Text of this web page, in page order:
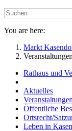
You are here:
Markt
Veranstaltungen
Rathaus und
Aktuelles
Veranstaltungen
Öffentliche
Ortsrecht/
Leben in